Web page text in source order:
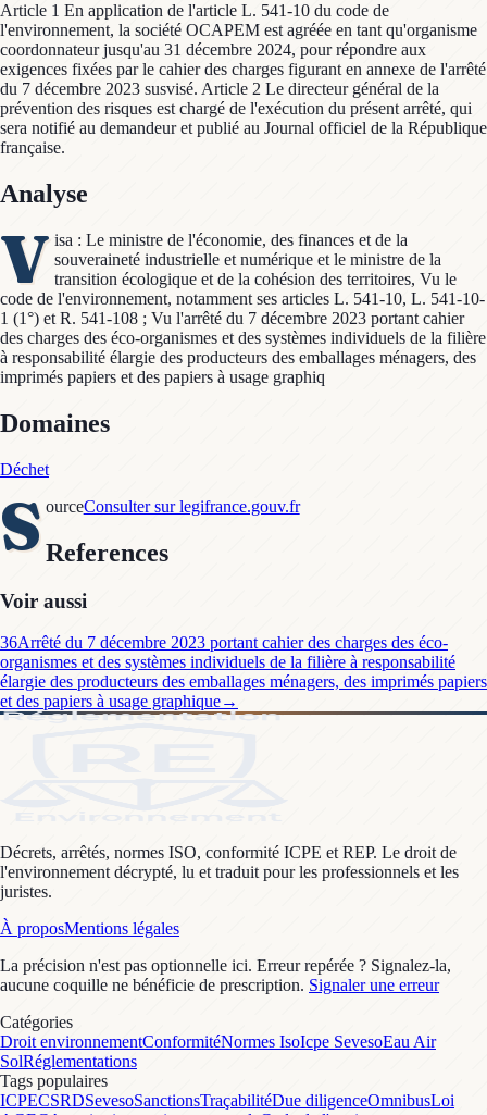
Article 1 En application de l'article L. 541-10 du code de
l'environnement, la société OCAPEM est agréée en tant qu'organisme
coordonnateur jusqu'au 31 décembre 2024, pour répondre aux
exigences fixées par le cahier des charges figurant en annexe de l'arrêté
du 7 décembre 2023 susvisé. Article 2 Le directeur général de la
prévention des risques est chargé de l'exécution du présent arrêté, qui
sera notifié au demandeur et publié au Journal officiel de la République
française.
Analyse
V isa : Le ministre de l'économie, des finances et de la
souveraineté industrielle et numérique et le ministre de la
transition écologique et de la cohésion des territoires, Vu le
code de l'environnement, notamment ses articles L. 541-10, L. 541-10-
1 (1°) et R. 541-108 ; Vu l'arrêté du 7 décembre 2023 portant cahier
des charges des éco-organismes et des systèmes individuels de la filière
à responsabilité élargie des producteurs des emballages ménagers, des
imprimés papiers et des papiers à usage graphiq
Domaines
Déchet
S ourceConsulter sur legifrance.gouv.fr
References
Voir aussi
36Arrêté du 7 décembre 2023 portant cahier des charges des éco-
organismes et des systèmes individuels de la filière à responsabilité
élargie des producteurs des emballages ménagers, des imprimés papiers
et des papiers à usage graphique→
Décrets, arrêtés, normes ISO, conformité ICPE et REP. Le droit de
l'environnement décrypté, lu et traduit pour les professionnels et les
juristes.
À proposMentions légales
La précision n'est pas optionnelle ici. Erreur repérée ? Signalez-la,
aucune coquille ne bénéficie de prescription. Signaler une erreur
Catégories
Droit environnementConformitéNormes IsoIcpe SevesoEau Air
SolRéglementations
Tags populaires
ICPECSRDSevesoSanctionsTraçabilitéDue diligenceOmnibusLoi